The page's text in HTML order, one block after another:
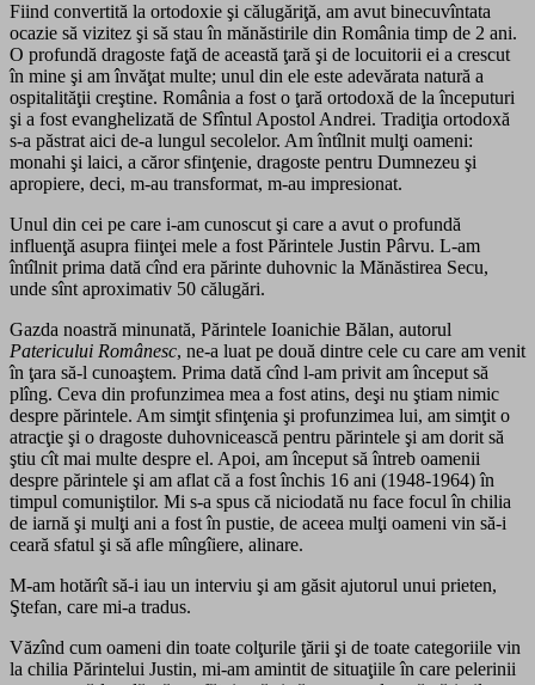
Fiind convertită la ortodoxie şi călugăriţă, am avut binecuvîntata
ocazie să vizitez şi să stau în mănăstirile din România timp de 2 ani.
O profundă dragoste faţă de această ţară şi de locuitorii ei a crescut
în mine şi am învăţat multe; unul din ele este adevărata natură a
ospitalităţii creştine. România a fost o ţară ortodoxă de la începuturi
şi a fost evanghelizată de Sfîntul Apostol Andrei. Tradiţia ortodoxă
s-a păstrat aici de-a lungul secolelor. Am întîlnit mulţi oameni:
monahi şi laici, a căror sfinţenie, dragoste pentru Dumnezeu şi
apropiere, deci, m-au transformat, m-au impresionat.
Unul din cei pe care i-am cunoscut şi care a avut o profundă
influenţă asupra fiinţei mele a fost Părintele Justin Pârvu. L-am
întîlnit prima dată cînd era părinte duhovnic la Mănăstirea Secu,
unde sînt aproximativ 50 călugări.
Gazda noastră minunată, Părintele Ioanichie Bălan, autorul
Patericului Românesc, ne-a luat pe două dintre cele cu care am venit
în ţara să-l cunoaştem. Prima dată cînd l-am privit am început să
plîng. Ceva din profunzimea mea a fost atins, deşi nu ştiam nimic
despre părintele. Am simţit sfinţenia şi profunzimea lui, am simţit o
atracţie şi o dragoste duhovnicească pentru părintele şi am dorit să
ştiu cît mai multe despre el. Apoi, am început să întreb oamenii
despre părintele şi am aflat că a fost închis 16 ani (1948-1964) în
timpul comuniştilor. Mi s-a spus că niciodată nu face focul în chilia
de iarnă şi mulţi ani a fost în pustie, de aceea mulţi oameni vin să-i
ceară sfatul şi să afle mîngîiere, alinare.
M-am hotărît să-i iau un interviu şi am găsit ajutorul unui prieten,
Ştefan, care mi-a tradus.
Văzînd cum oameni din toate colţurile ţării şi de toate categoriile vin
la chilia Părintelui Justin, mi-am amintit de situaţiile în care pelerinii